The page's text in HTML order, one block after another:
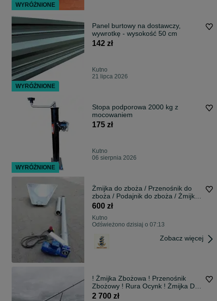
Panel burtowy na dostawczy,
wywrotkę - wysokość 50 cm
142 zł
Kutno
21 lipca 2026
Stopa podporowa 2000 kg z
mocowaniem
175 zł
Kutno
06 sierpnia 2026
Żmijka do zboża / Przenośnik do
zboża / Podajnik do zboża / Żmijka
pionowa / Wózek / Segmenty w
600 zł
Kutno
Odświeżono dzisiaj o 07:13
Zobacz więcej
! Żmijka Zbożowa ! Przenośnik
Zbożowy ! Rura Ocynk ! Żmijka Do
Zboża ! Dowóz Pod Adres !
2 700 zł
WYRÓŻNIONE
WYRÓŻNIONE
WYRÓŻNIONE